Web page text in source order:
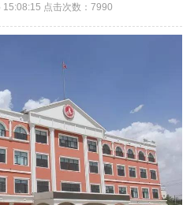
点击次数：7990